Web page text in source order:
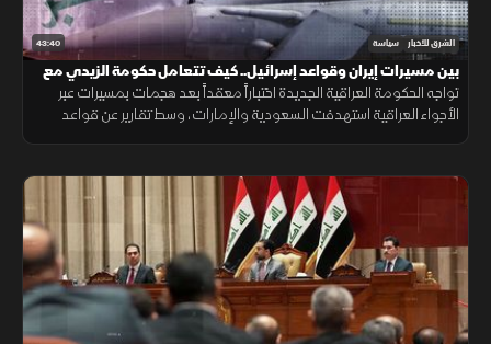
43:40 الشرق للأخبار سياسة
بين مسيرات إيران وقواعد إسرائيل.. كيف تتعامل حكومة الزيدي مع
تحديات السيادة؟
تواجه الحكومة العراقية الجديدة اختباراً معقداً بعد هجمات بمسيرات عبر
الأجواء العراقية استهدفت السعودية والإمارات، وسط تقارير عن قواعد